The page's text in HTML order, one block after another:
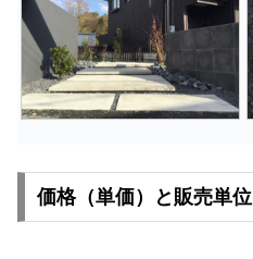
価格（単価）と販売単位